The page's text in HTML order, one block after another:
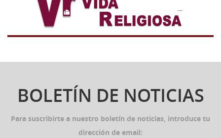
BOLETÍN DE NOTICIAS
Para suscribirte a nuestro boletín de noticias, introduce tu
dirección de email: